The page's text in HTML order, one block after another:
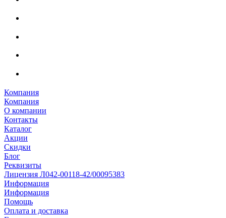
Компания
Компания
О компании
Контакты
Каталог
Акции
Скидки
Блог
Реквизиты
Лицензия Л042-00118-42/00095383
Информация
Информация
Помощь
Оплата и доставка